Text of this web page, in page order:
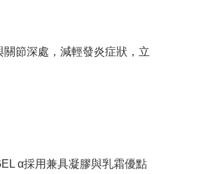
節深處，減輕發炎症狀，立
α採用兼具凝膠與乳霜優點